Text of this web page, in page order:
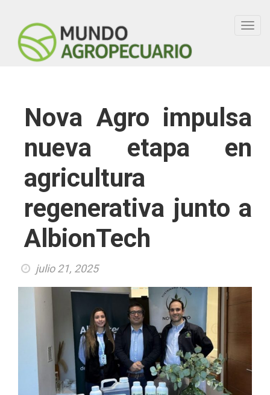
Nova Agro impulsa
nueva etapa en
agricultura
regenerativa junto a
AlbionTech
julio 21, 2025